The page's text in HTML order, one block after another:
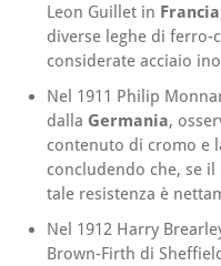
Leon Guillet in Francia
diverse leghe di ferro-
considerate acciaio
Nel 1911 Philip
dalla Germania,
contenuto di cromo e
concludendo che, se
tale resistenza è
Nel 1912 Harry
Brown-Firth di